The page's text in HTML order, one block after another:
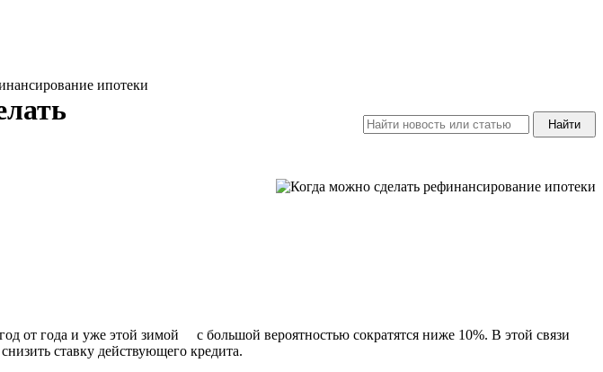
ипотеки
от года и уже этой зимой с большой вероятностью сократятся ниже 10%. В этой связи
ставку действующего кредита.